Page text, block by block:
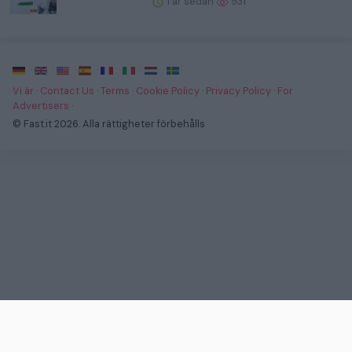
· · · · · ·
·
Vi är · Contact Us ·Terms · Cookie Policy · Privacy Policy · For
Advertisers ·
© Fast.it 2026. Alla rättigheter förbehålls